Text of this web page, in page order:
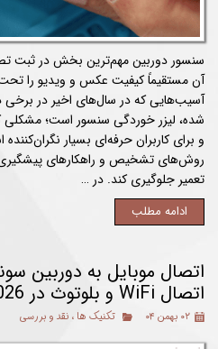
سنسور دوربین مهم‌ترین بخش در ثبت
آن مستقیماً کیفیت عکس و ویدیو را تحت
آسیب‌هایی که در سال‌های اخیر در
شده، لیزر خوردگی سنسور است؛ مشکلی
و برای کاربران حرفه‌ای بسیار
روش‌های تشخیص و راهکارهای پیشگیری
تعمیر جلوگیری کند. در …
ادامه مطلب
اتصال موبایل به دوربین
اتصال WiFi و بلوتوث در 2026
۰۲ بهمن ۰۴ تکنیک ها ، نقد و بررسی